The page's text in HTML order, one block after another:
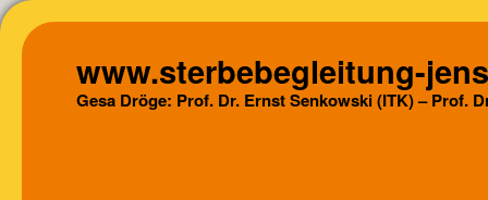
www.sterbebegleitung-
Gesa Dröge: Prof. Dr. Ernst Senkowski (ITK) – Prof.